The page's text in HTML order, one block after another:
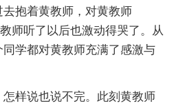
抱着黄教师，对黄教师
师听了以后也激动得哭了。从
学都对黄教师充满了感激与
样说也说不完。此刻黄教师